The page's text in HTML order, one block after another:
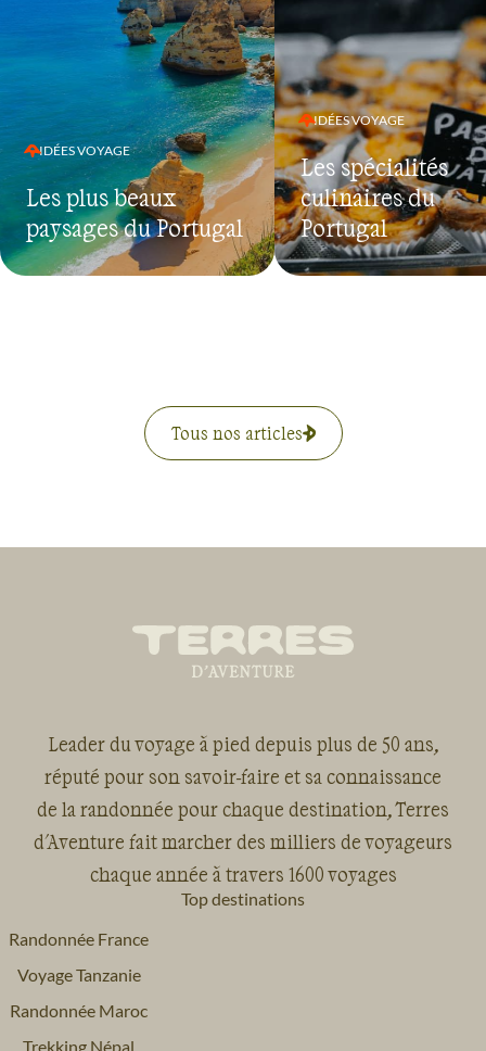
IDÉES VOYAGE
Les plus beaux
paysages du Portugal
IDÉES VOYAGE
Les spécialités
culinaires du
Portugal
Tous nos articles
Leader du voyage à pied depuis plus de 50 ans,
réputé pour son savoir-faire et sa connaissance
de la randonnée pour chaque destination, Terres
d'Aventure fait marcher des milliers de voyageurs
chaque année à travers 1600 voyages
Top destinations
Randonnée France
Voyage Tanzanie
Randonnée Maroc
Trekking Népal